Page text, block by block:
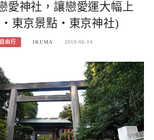
愛神社，讓戀愛運大幅上
‧東京景點‧東京神社)
由行 IKUMA 2019-06-14